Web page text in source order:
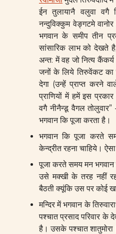
ईन तुलायानै वलुवा वगै
नन्दुविक्कुम वेङ्गटमे
भगवान के समीप तीन
सांसारिक लाभ को देखते
अन्त: में वह जो नित्य
जनों के लिये तिरुवेंकट का
देगा (उन्हें प्राप्त करने
प्राणियों में हमें इस
वगै नीनैन्डू वैगल तोलुवार”
भगवान कि पूजा करता है।
भगवान कि पूजा करते
केन्द्रीत रहना चाहिये।
पूजा करते समय मन भगवान
उसे मक्खी के तरह नहीं
बैठती क्यूंकि उस पर कोई
मन्दिर में भगवान के
पश्चात प्रसाद परिवार के
है। उसके पश्चात शातुमोरा